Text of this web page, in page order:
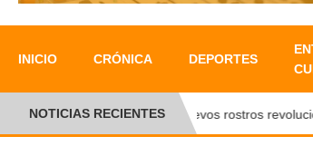
INICIO CRÓNICA DEPORTES
NOTICIAS RECIENTESNuevos rostros